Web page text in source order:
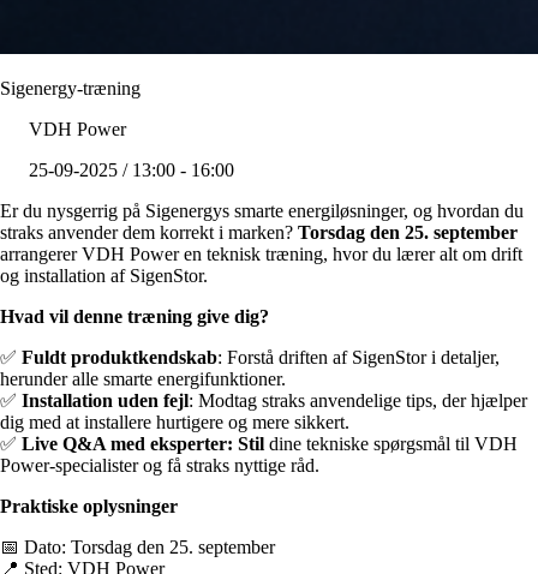
Sigenergy-træning
VDH Power
25-09-2025 / 13:00 - 16:00
Er du nysgerrig på Sigenergys smarte energiløsninger, og hvordan du
straks anvender dem korrekt i marken? Torsdag den 25. september
arrangerer VDH Power en teknisk træning, hvor du lærer alt om drift
og installation af SigenStor.
Hvad vil denne træning give dig?
✅ Fuldt produktkendskab: Forstå driften af SigenStor i detaljer,
herunder alle smarte energifunktioner.
✅ Installation uden fejl: Modtag straks anvendelige tips, der hjælper
dig med at installere hurtigere og mere sikkert.
✅ Live Q&A med eksperter: Stil dine tekniske spørgsmål til VDH
Power-specialister og få straks nyttige råd.
Praktiske oplysninger
📅 Dato: Torsdag den 25. september
📍 Sted: VDH Power